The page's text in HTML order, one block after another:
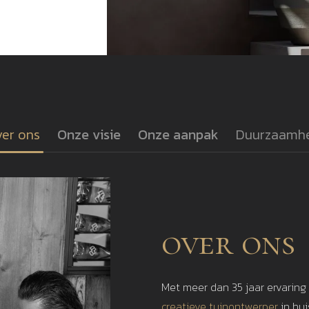
ons Onze visie Onze aanpak
over ons
Met meer dan 35 jaar